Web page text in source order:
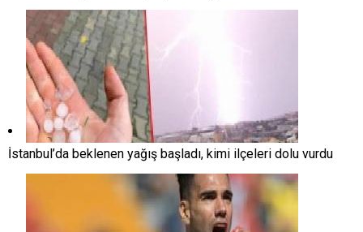
İstanbul’da beklenen yağış başladı, kimi ilçeleri dolu vurdu